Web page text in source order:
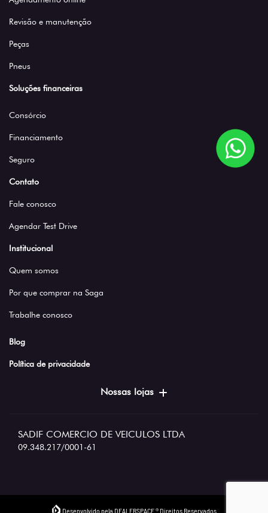
Revisão e manutenção
Peças
Pneus
Soluções financeiras
Consórcio
Financiamento
Seguro
Contato
Fale conosco
Agendar Test Drive
Institucional
Quem somos
Por que comprar na Saga
Trabalhe conosco
Blog
Política de privacidade
Nossas lojas
SADIF COMERCIO DE VEICULOS LTDA
09.348.217/0001-61
Desenvolvido pela DEALERSPACE ® Direitos Reservados.